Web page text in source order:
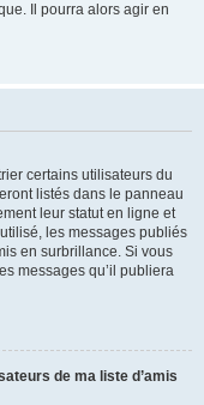
Il pourra alors agir en
certains utilisateurs du
listés dans le panneau
leur statut en ligne et
les messages publiés
en surbrillance. Si vous
messages qu’il publiera
de ma liste d’amis